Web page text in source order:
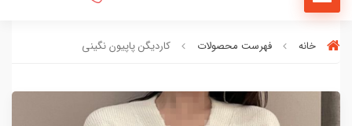
خانه فهرست محصولات کاردیگن پاپیون نگینی